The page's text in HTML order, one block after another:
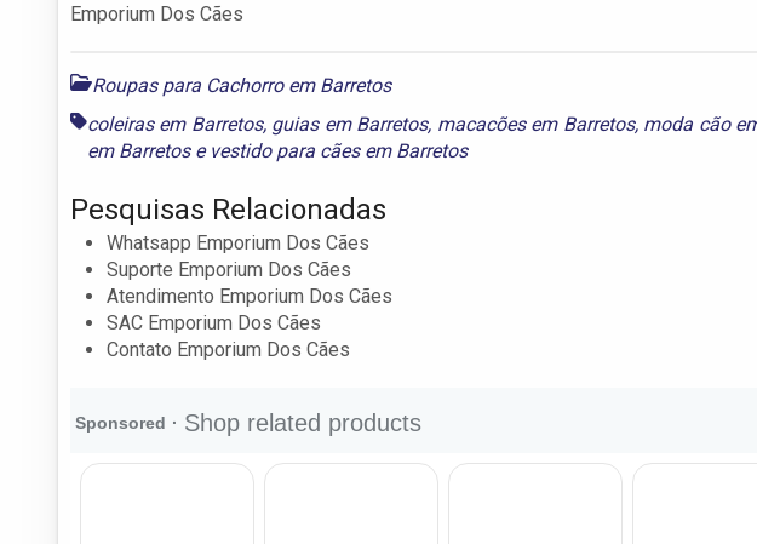
Emporium Dos Cães
Roupas para Cachorro em Barretos
coleiras em Barretos, guias em Barretos, macacões em Barretos, moda cão
em Barretose vestido para cães em Barretos
Pesquisas Relacionadas
Whatsapp Emporium Dos Cães
Suporte Emporium Dos Cães
Atendimento Emporium Dos Cães
SAC Emporium Dos Cães
Contato Emporium Dos Cães